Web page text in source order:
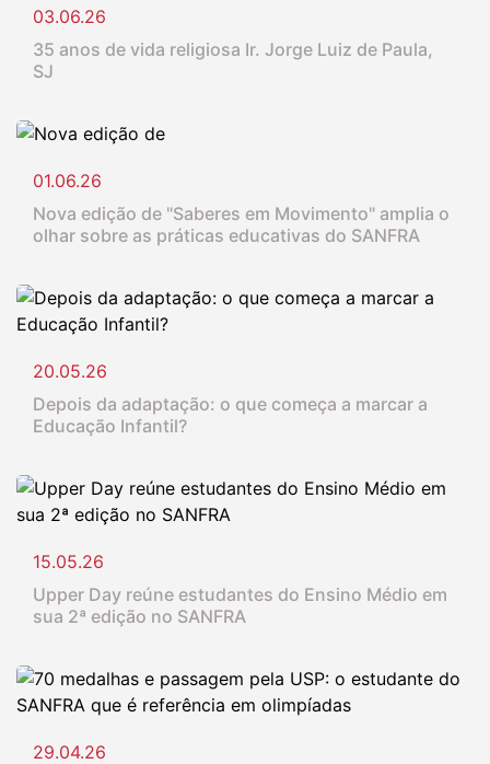
03.06.26
35 anos de vida religiosa Ir. Jorge Luiz de Paula,
SJ
01.06.26
Nova edição de "Saberes em Movimento" amplia o
olhar sobre as práticas educativas do SANFRA
20.05.26
Depois da adaptação: o que começa a marcar a
Educação Infantil?
15.05.26
Upper Day reúne estudantes do Ensino Médio em
sua 2ª edição no SANFRA
29.04.26